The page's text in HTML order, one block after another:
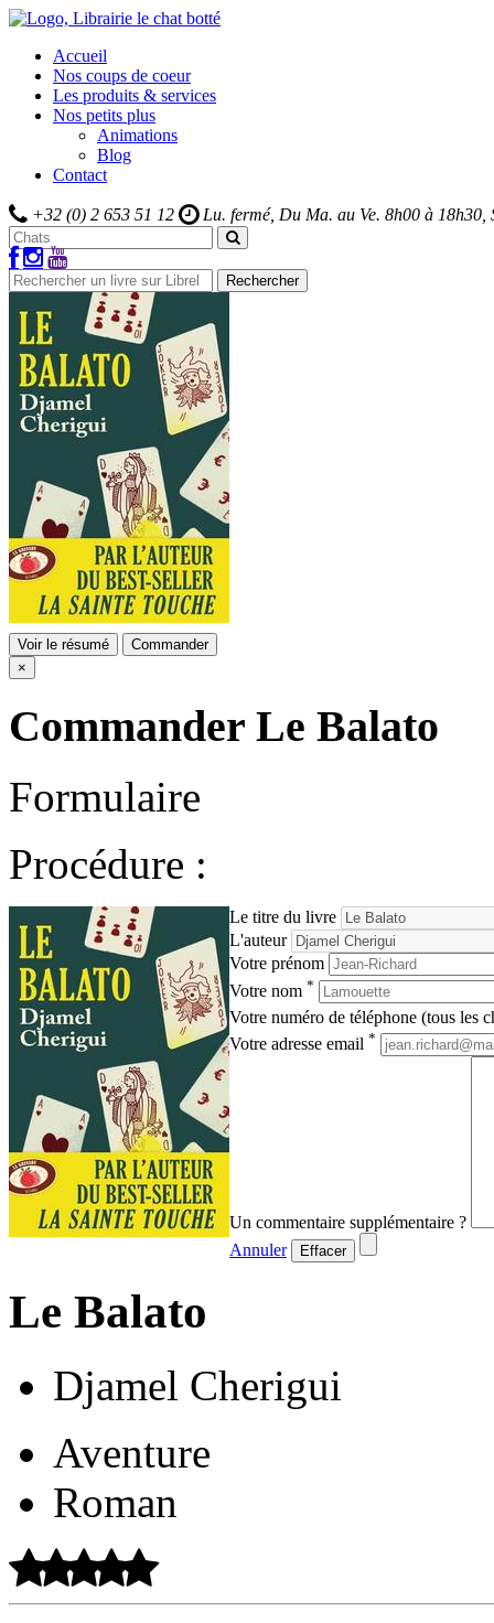
Accueil
Nos coups de coeur
Les produits & services
Nos petits plus
Animations
Blog
Contact
+32 (0) 2 653 51 12 Lu. fermé, Du Ma. au Ve. 8h00 à 18h30,
Rechercher
Voir le résumé
Commander
×
Commander Le Balato
Formulaire
Procédure :
Le titre du livre
L'auteur
Votre prénom
Votre nom *
Votre numéro de téléphone (tous les
Votre adresse email *
Un commentaire supplémentaire ?
Annuler
Effacer
Le Balato
Djamel Cherigui
Aventure
Roman